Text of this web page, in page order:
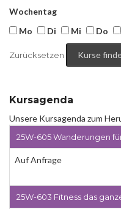
Wochentag
Mo
Di Mi Do
Zurücksetzen
Kursagenda
Unsere Kursagenda zum
25W-605 Wanderungen
Auf Anfrage
25W-603 Fitness das